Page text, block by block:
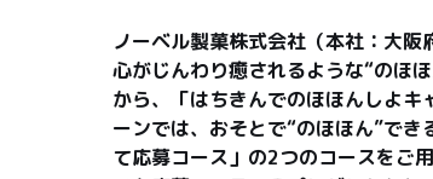
ノーベル製菓株式会社（本社：大
心がじんわり癒されるような“のほ
から、「はちきんでのほほんしよ
ーンでは、おそとで“のほほん”で
て応募コース」の2つのコースをご